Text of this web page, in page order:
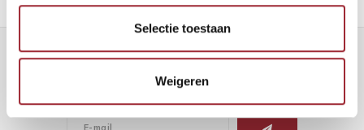
Selectie toestaan
Weigeren
Nieuwsbrief
Ontvang de laatste updates, nieuws en aanbiedingen via email